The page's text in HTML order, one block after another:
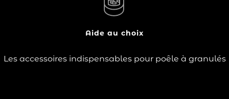
Aide au choix
Les accessoires indispensables pour poêle à granulés
choix de votre poêle à granulés se porte sur un modèle
s’accordant avec la décoration de votre intérieur, qu’il